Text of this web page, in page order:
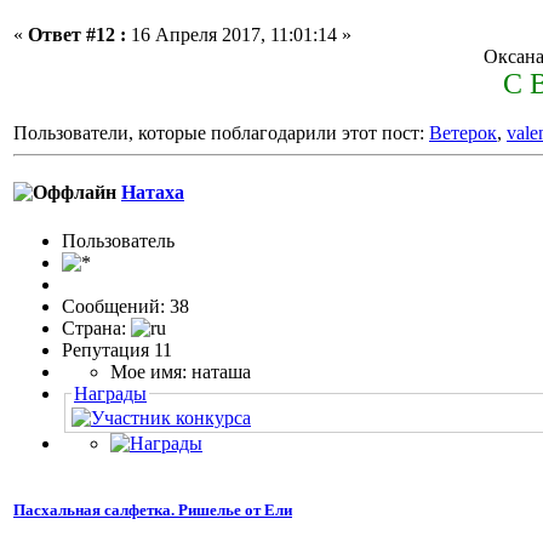
« Ответ #12 : 16 Апреля 2017, 11:01:14 »
С
Пользователи, которые поблагодарили этот пост: Ветерок,
Натаха
Пользоватeль
Сообщений: 38
Страна:
Репутация 11
Мое имя: наташа
Награды
Пасхальная салфетка. Ришелье от Ели